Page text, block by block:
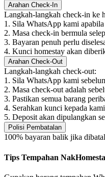
Arahan Check-In
Langkah-langkah check-in ke
1. Sila WhatsApp kami
2. Masa check-in bermula
3. Bayaran penuh perlu
4. Kunci homestay akan
Arahan Check-Out
Langkah-langkah check-out:
1. Sila WhatsApp kami
2. Masa check-out adalah
3. Pastikan semua barang
4. Serahkan kunci kepada
5. Deposit akan dipulangkan
Polisi Pembatalan
100% bayaran balik jika
Tips Tempahan